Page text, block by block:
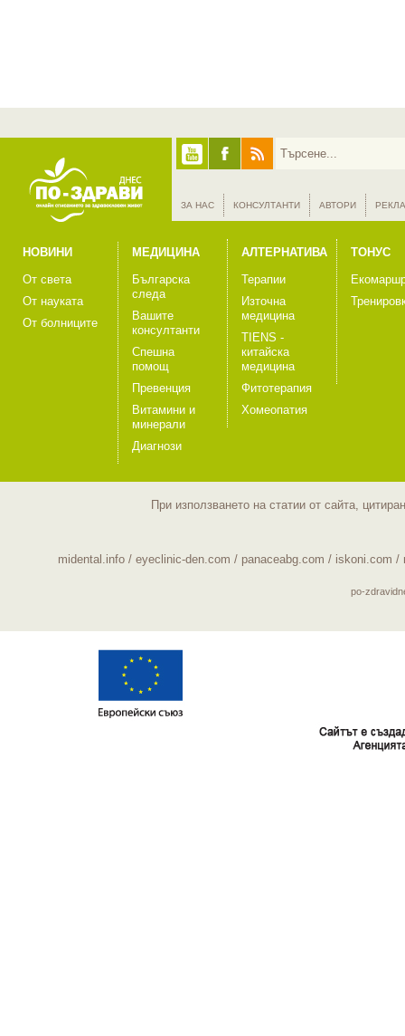
ЗА НАС КОНСУЛТАНТИ АВТОРИ
НОВИНИ
От света
От науката
От болниците
МЕДИЦИНА
Българска
следа
Вашите
консултанти
Спешна
помощ
Превенция
Витамини и
минерали
Диагнози
АЛТЕРНАТИВА
Терапии
Източна
медицина
TIENS -
китайска
медицина
Фитотерапия
Хомеопатия
ТОНУС
При използването на статии от сайта,
midental.info/ eyeclinic-den.com / panaceabg.com / iskoni.com /
po-